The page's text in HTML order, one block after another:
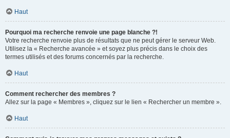
Haut
Pourquoi ma recherche renvoie une page blanche ?!
Votre recherche renvoie plus de résultats que ne peut gérer le serveur Web.
Utilisez la « Recherche avancée » et soyez plus précis dans le choix des
termes utilisés et des forums concernés par la recherche.
Haut
Comment rechercher des membres ?
Allez sur la page « Membres », cliquez sur le lien « Rechercher un membre ».
Haut